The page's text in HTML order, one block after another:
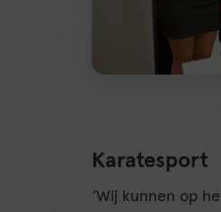
Karatesport
‘Wij kunnen op